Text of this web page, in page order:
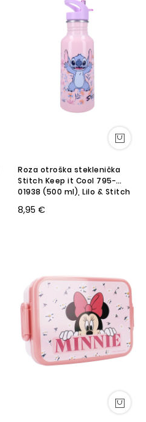
Roza otroška steklenička
Stitch Keep it Cool 795-
01938 (500 ml), Lilo & Stitch
8,95 €